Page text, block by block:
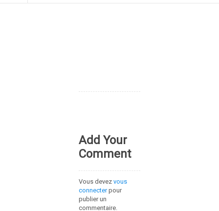
Add Your
Comment
Vous devez vous
connecterpour
publier un
commentaire.